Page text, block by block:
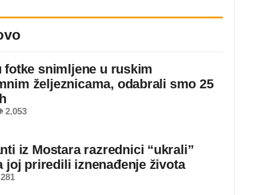
fotke snimljene u ruskim
željeznicama, odabrali smo 25
iz Mostara razrednici “ukrali”
joj priredili iznenađenje života